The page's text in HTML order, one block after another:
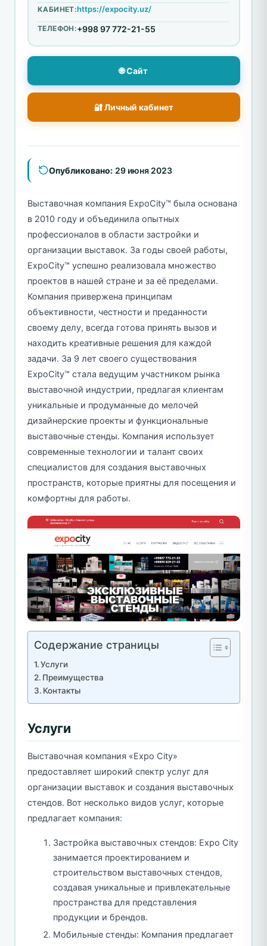
КАБИНЕТ:https://expocity.uz/
ТЕЛЕФОН:+998 97 772-21-55
🌐 Сайт
🔐 Личный кабинет
Опубликовано: 29 июня 2023
Выставочная компания ExpoCity™ была основана
в 2010 году и объединила опытных
профессионалов в области застройки и
организации выставок. За годы своей работы,
ExpoCity™ успешно реализовала множество
проектов в нашей стране и за её пределами.
Компания привержена принципам
объективности, честности и преданности
своему делу, всегда готова принять вызов и
находить креативные решения для каждой
задачи. За 9 лет своего существования
ExpoCity™ стала ведущим участником рынка
выставочной индустрии, предлагая клиентам
уникальные и продуманные до мелочей
дизайнерские проекты и функциональные
выставочные стенды. Компания использует
современные технологии и талант своих
специалистов для создания выставочных
пространств, которые приятны для посещения и
комфортны для работы.
Содержание страницы
Услуги
Преимущества
Контакты
Услуги
Выставочная компания «Expo City»
предоставляет широкий спектр услуг для
организации выставок и создания выставочных
стендов. Вот несколько видов услуг, которые
предлагает компания:
Застройка выставочных стендов: Expo City
занимается проектированием и
строительством выставочных стендов,
создавая уникальные и привлекательные
пространства для представления
продукции и брендов.
Мобильные стенды: Компания предлагает